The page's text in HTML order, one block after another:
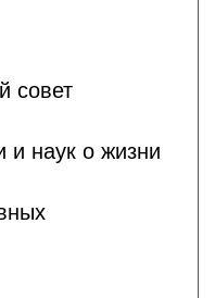
совет
и наук о жизни